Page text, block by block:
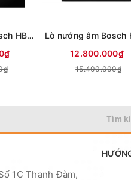
Lò nướng âm Bosch HBG7341B1 71 lít
12.800.000₫
15.400.000₫
Tìm
1C Thanh Đàm,